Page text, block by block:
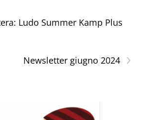
Ludo Summer Kamp Plus
›
Newsletter giugno 2024